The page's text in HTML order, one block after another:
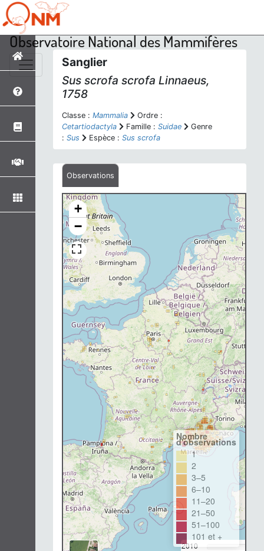
Observatoire National des Mammifères
Sanglier
Sus scrofa scrofa Linnaeus,
1758
Classe : Mammalia
Ordre :
Cetartiodactyla
Famille : Suidae
Genre
: Sus Espèce : Sus scrofa
Observations
+
−
2010
Nombre
d'observations
1
2
3–5
6–10
11–20
21–50
51–100
101 et +